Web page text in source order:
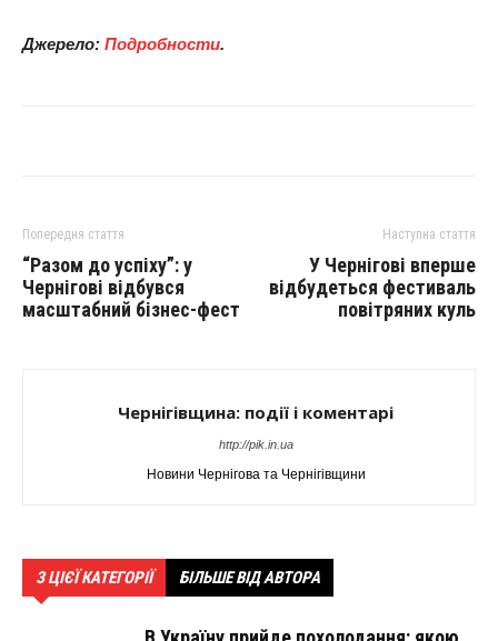
Джерело: Подробности.
Попередня стаття
“Разом до успіху”: у
Чернігові відбувся
масштабний бізнес-фест
Наступна стаття
У Чернігові вперше
відбудеться фестиваль
повітряних куль
Чернігівщина: події і коментарі
http://pik.in.ua
Новини Чернігова та Чернігівщини
З ЦІЄЇ КАТЕГОРІЇ БІЛЬШЕ ВІД АВТОРА